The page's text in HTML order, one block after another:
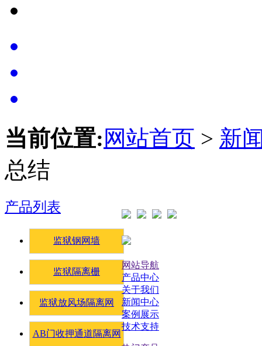
当前位置: 网站首页 > 新
总结
产品列表
监狱钢网墙
监狱隔离栅
监狱放风场隔离网
AB门收押通道隔离网
网站导航
产品中心
关于我们
新闻中心
案例展示
技术支持